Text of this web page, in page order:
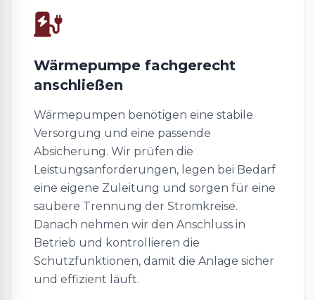
Wärmepumpe fachgerecht
anschließen
Wärmepumpen benötigen eine stabile
Versorgung und eine passende
Absicherung. Wir prüfen die
Leistungsanforderungen, legen bei Bedarf
eine eigene Zuleitung und sorgen für eine
saubere Trennung der Stromkreise.
Danach nehmen wir den Anschluss in
Betrieb und kontrollieren die
Schutzfunktionen, damit die Anlage sicher
und effizient läuft.